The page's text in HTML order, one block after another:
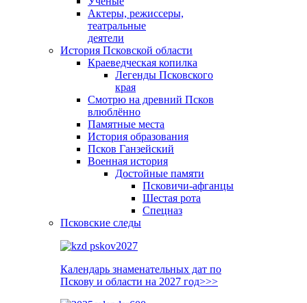
Актеры, режиссеры,
театральные
деятели
История Псковской области
Краеведческая копилка
Легенды Псковского
края
Смотрю на древний Псков
влюблённо
Памятные места
История образования
Псков Ганзейский
Военная история
Достойные памяти
Псковичи-афганцы
Шестая рота
Спецназ
Псковские следы
Календарь знаменательных дат по
Пскову и области на 2027 год>>>